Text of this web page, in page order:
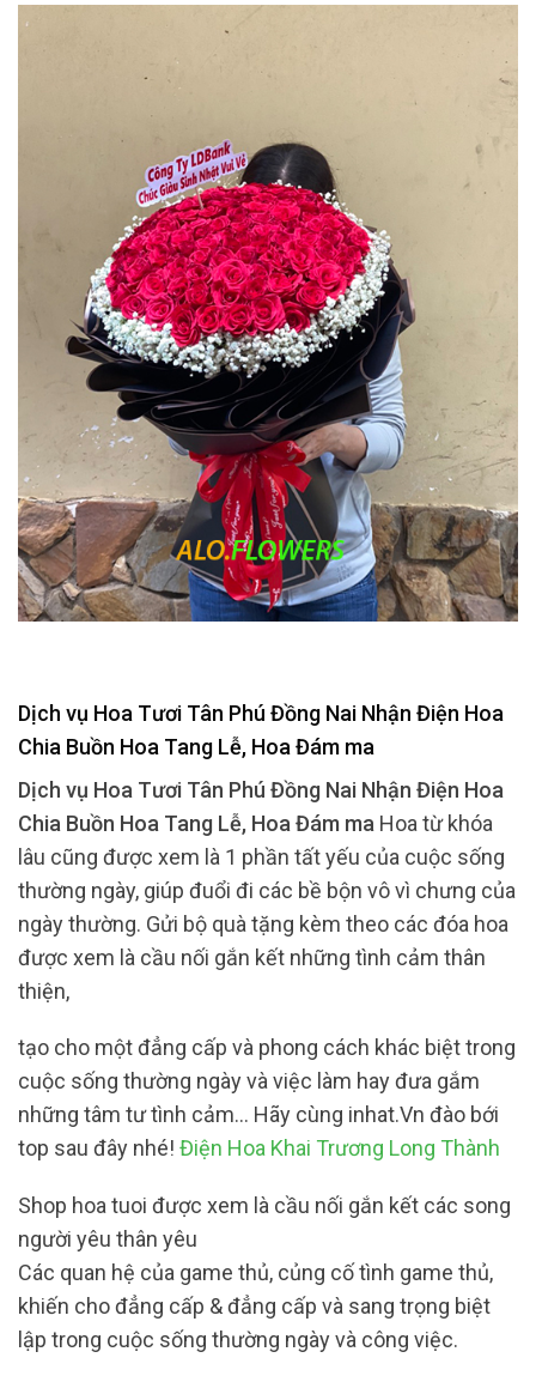
Dịch vụ Hoa Tươi Tân Phú Đồng Nai Nhận Điện Hoa
Chia Buồn Hoa Tang Lễ, Hoa Đám ma
Dịch vụ Hoa Tươi Tân Phú Đồng Nai Nhận Điện Hoa
Chia Buồn Hoa Tang Lễ, Hoa Đám ma Hoa từ khóa
lâu cũng được xem là 1 phần tất yếu của cuộc sống
thường ngày, giúp đuổi đi các bề bộn vô vì chưng của
ngày thường. Gửi bộ quà tặng kèm theo các đóa hoa
được xem là cầu nối gắn kết những tình cảm thân
thiện,
tạo cho một đẳng cấp và phong cách khác biệt trong
cuộc sống thường ngày và việc làm hay đưa gắm
những tâm tư tình cảm… Hãy cùng inhat.Vn đào bới
top sau đây nhé! Điện Hoa Khai Trương Long Thành
Shop hoa tuoi được xem là cầu nối gắn kết các song
người yêu thân yêu
Các quan hệ của game thủ, củng cố tình game thủ,
khiến cho đẳng cấp & đẳng cấp và sang trọng biệt
lập trong cuộc sống thường ngày và công việc.